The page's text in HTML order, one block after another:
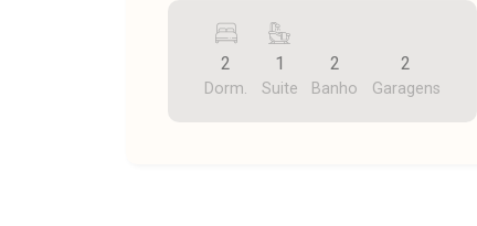
americana com armários planejados,
lavanderia armários, piso porcelanato, 2
vagas de garagem, área útil de 125,38
2
Dorm.
1
Suite
2
Banho
2
Garagens